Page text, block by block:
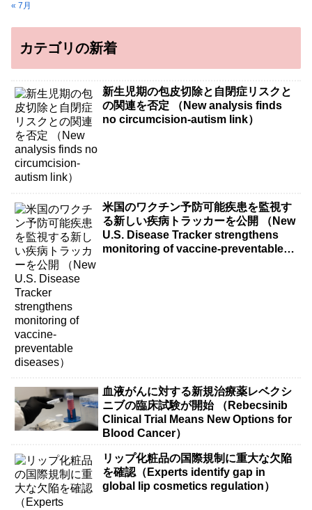
« 7月
カテゴリの新着
新生児期の包皮切除と自閉症リスクと
の関連を否定 （New analysis finds
no circumcision-autism link）
米国のワクチン予防可能疾患を監視す
る新しい疾病トラッカーを公開 （New
U.S. Disease Tracker strengthens
monitoring of vaccine-preventable
血液がんに対する新規治療薬レベクシ
ニブの臨床試験が開始 （Rebecsinib
Clinical Trial Means New Options for
Blood Cancer）
リップ化粧品の国際規制に重大な欠陥
を確認（Experts identify gap in
global lip cosmetics regulation）